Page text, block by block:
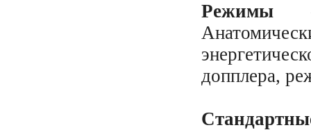
Режимы
допплера,